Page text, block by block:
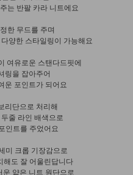
는 반팔 카라 니트에요
한 무드를 주며
양한 스타일링이 가능해요
여유로운 스탠다드핏에
링을 잡아주어
운 포인트가 되어요
리단으로 처리해
줄 라인 배색으로
인트를 주었어요
미 크롭 기장감으로
해도 잘 어울린답니다
얇은 니트 원단으로